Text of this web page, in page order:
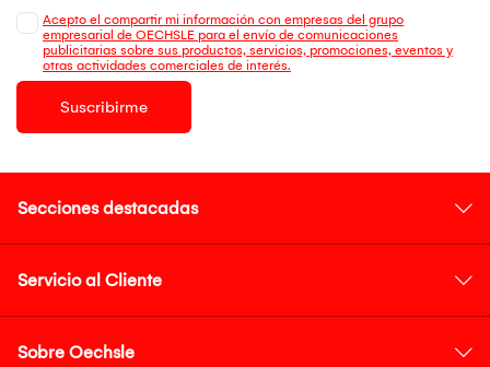
Acepto el compartir mi información con empresas del grupo
empresarial de OECHSLE para el envío de comunicaciones
publicitarias sobre sus productos, servicios, promociones, eventos y
otras actividades comerciales de interés.
Suscribirme
Secciones destacadas
Servicio al Cliente
Sobre Oechsle